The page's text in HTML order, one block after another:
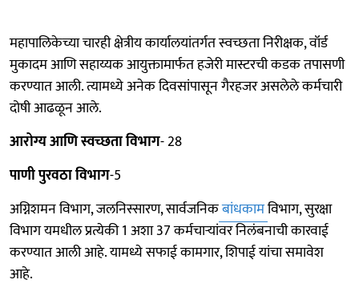
महापालिकेच्या चारही क्षेत्रीय कार्यालयांतर्गत स्वच्छता निरीक्षक, वॉर्ड
मुकादम आणि सहाय्यक आयुक्तामार्फत हजेरी मास्टरची कडक तपासणी
करण्यात आली. त्यामध्ये अनेक दिवसांपासून गैरहजर असलेले कर्मचारी
दोषी आढळून आले.
आरोग्य आणि स्वच्छता विभाग- 28
पाणी पुरवठा विभाग-5
अग्निशमन विभाग, जलनिस्सारण, सार्वजनिकबांधकामविभाग, सुरक्षा
विभाग यमधील प्रत्येकी 1 अशा 37 कर्मचाऱ्यांवर निलंबनाची कारवाई
करण्यात आली आहे. यामध्ये सफाई कामगार, शिपाई यांचा समावेश
आहे.